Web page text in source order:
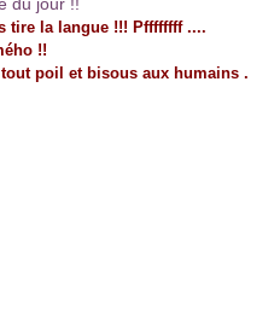
tire la langue !!! Pffffffff ....
!!
poil et bisous aux humains .